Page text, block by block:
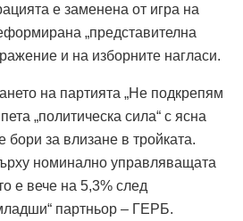
е заменена от игра на
„представителна
и на изборните нагласи.
на партията „Не подкрепям
„политическа сила“ с ясна
бори за влизане в тройката.
номинално управляващата
е вече на 5,3% след
партньор – ГЕРБ.